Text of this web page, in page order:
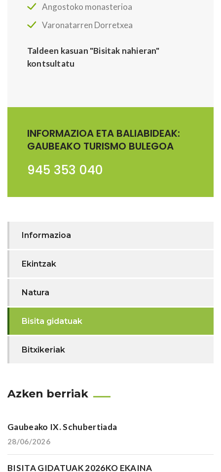
Angostoko monasterioa
Varonatarren Dorretxea
Taldeen kasuan "Bisitak nahieran"
kontsultatu
INFORMAZIOA ETA BALIABIDEAK:
GAUBEAKO TURISMO BULEGOA
945 353 040
Informazioa
Ekintzak
Natura
Bisita gidatuak
Bitxikeriak
Azken berriak
Gaubeako IX. Schubertiada
28/06/2026
BISITA GIDATUAK 2026KO EKAINA